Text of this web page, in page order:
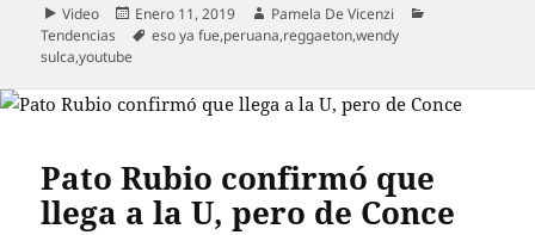
Formato
Video
Publicado
el
Enero 11, 2019 Autor
Pamela De Vicenzi
Tendencias
Etiquetas
eso ya fue,peruana,reggaeton,wendy
sulca,youtube
Pato Rubio confirmó que
llega a la U, pero de Conce